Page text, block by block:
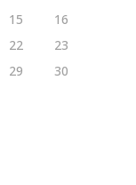
15
16
22
23
29
30